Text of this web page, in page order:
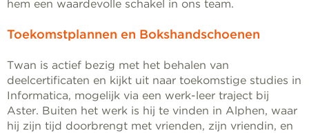
hem een waardevolle schakel in ons team.
Toekomstplannen en Bokshandschoenen
Twan is actief bezig met het behalen van
deelcertificaten en kijkt uit naar toekomstige studies in
Informatica, mogelijk via een werk-leer traject bij
Aster. Buiten het werk is hij te vinden in Alphen, waar
hij zijn tijd doorbrengt met vrienden, zijn vriendin, en